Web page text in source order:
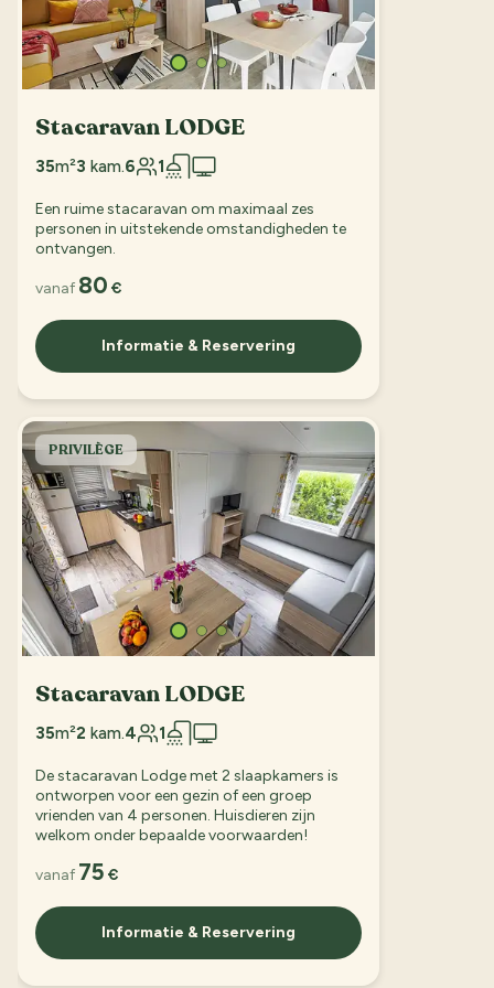
Stacaravan LODGE
35m²3 kam.6 1
Een ruime stacaravan om maximaal zes
personen in uitstekende omstandigheden te
ontvangen.
vanaf 80 €
Informatie & Reservering
PRIVILÈGE
Stacaravan LODGE
35m²2 kam.4 1
De stacaravan Lodge met 2 slaapkamers is
ontworpen voor een gezin of een groep
vrienden van 4 personen. Huisdieren zijn
welkom onder bepaalde voorwaarden!
vanaf 75 €
Informatie & Reservering